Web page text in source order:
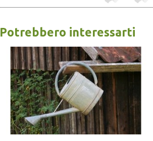
Potrebbero interessarti